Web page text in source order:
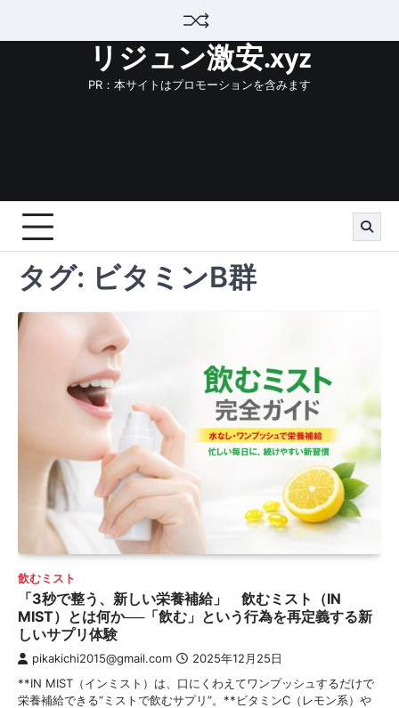
リジュン激安.xyz
PR：本サイトはプロモーションを含みます
タグ: ビタミンB群
飲むミスト
「3秒で整う、新しい栄養補給」 飲むミスト（IN
MIST）とは何か──「飲む」という行為を再定義する新
しいサプリ体験
pikakichi2015@gmail.com 2025年12月25日
**IN MIST（インミスト）は、口にくわえてワンプッシュするだけで
栄養補給できる“ミストで飲むサプリ”。**ビタミンC（レモン系）や